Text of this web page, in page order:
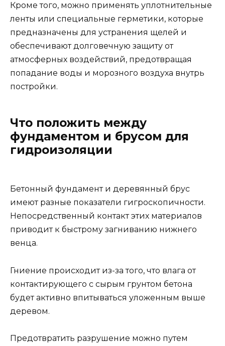
Кроме того, можно применять уплотнительные
ленты или специальные герметики, которые
предназначены для устранения щелей и
обеспечивают долговечную защиту от
атмосферных воздействий, предотвращая
попадание воды и морозного воздуха внутрь
постройки.
Что положить между
фундаментом и брусом для
гидроизоляции
Бетонный фундамент и деревянный брус
имеют разные показатели гигроскопичности.
Непосредственный контакт этих материалов
приводит к быстрому загниванию нижнего
венца.
Гниение происходит из-за того, что влага от
контактирующего с сырым грунтом бетона
будет активно впитываться уложенным выше
деревом.
Предотвратить разрушение можно путем